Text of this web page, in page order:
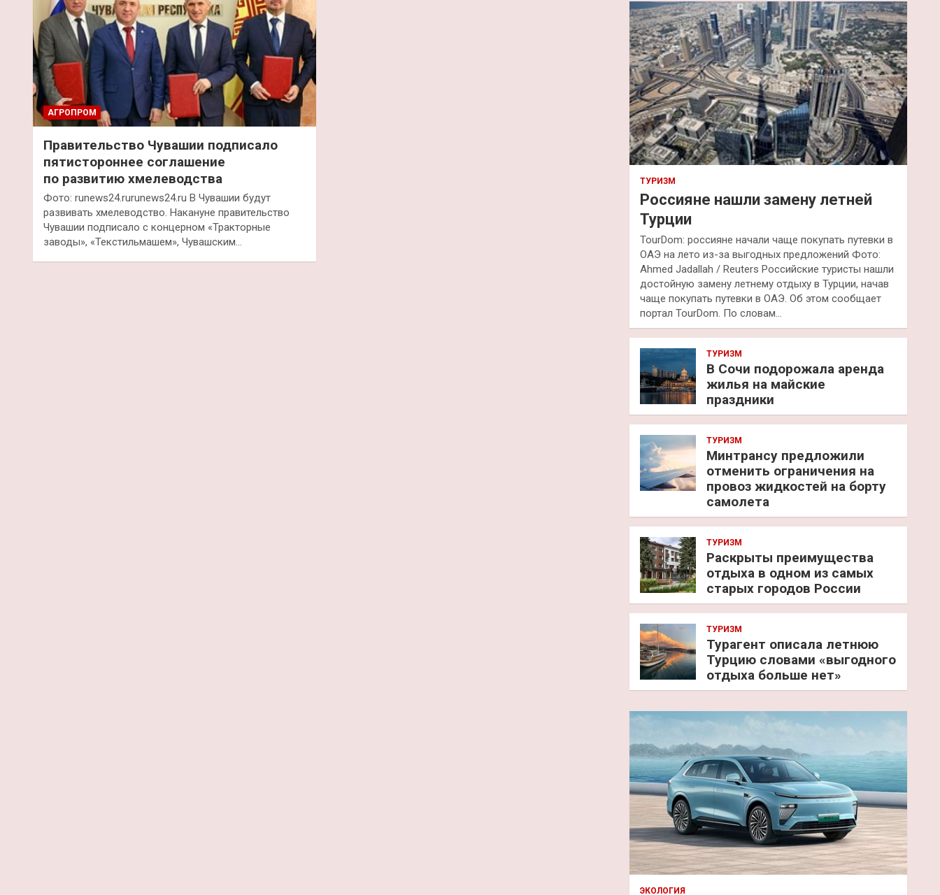
АГРОПРОМ
Правительство Чувашии подписало
пятистороннее соглашение
по развитию хмелеводства
Фото: runews24.rurunews24.ru В Чувашии будут
развивать хмелеводство. Накануне правительство
Чувашии подписало с концерном «Тракторные
заводы», «Текстильмашем», Чувашским…
к
ТУРИЗМ
Россияне нашли замену летней
Турции
TourDom: россияне начали чаще покупать путевки в
ОАЭ на лето из-за выгодных предложений Фото:
Ahmed Jadallah / Reuters Российские туристы нашли
достойную замену летнему отдыху в Турции, начав
чаще покупать путевки в ОАЭ. Об этом сообщает
портал TourDom. По словам…
ТУРИЗМ
В Сочи подорожала аренда
жилья на майские
праздники
ТУРИЗМ
Минтрансу предложили
отменить ограничения на
провоз жидкостей на борту
самолета
ТУРИЗМ
Раскрыты преимущества
отдыха в одном из самых
старых городов России
ТУРИЗМ
Турагент описала летнюю
Турцию словами «выгодного
отдыха больше нет»
ЭКОЛОГИЯ